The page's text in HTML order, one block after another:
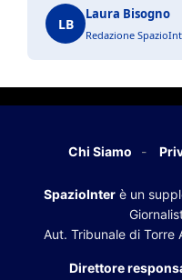
LB
Laura Bisogno
Redazione
Chi Siamo
SpazioInter è un
Aut. Tribunale di Torre
Direttore